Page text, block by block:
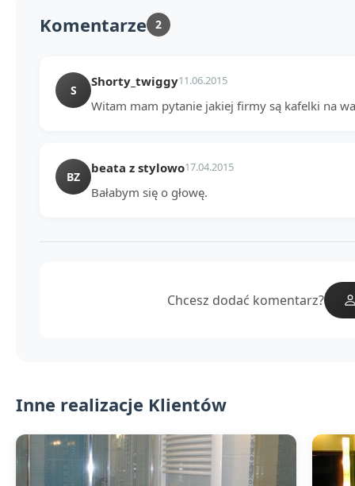
Komentarze 2
S
Shorty_twiggy11.06.2015
Witam mam pytanie jakiej firmy są kafelki na
BZ
beata z stylowo17.04.2015
Bałabym się o głowę.
Chcesz dodać komentarz?
Inne realizacje Klientów